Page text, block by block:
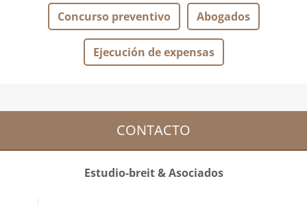
Concurso preventivo Abogados
Ejecución de expensas
CONTACTO
Estudio-breit & Asociados